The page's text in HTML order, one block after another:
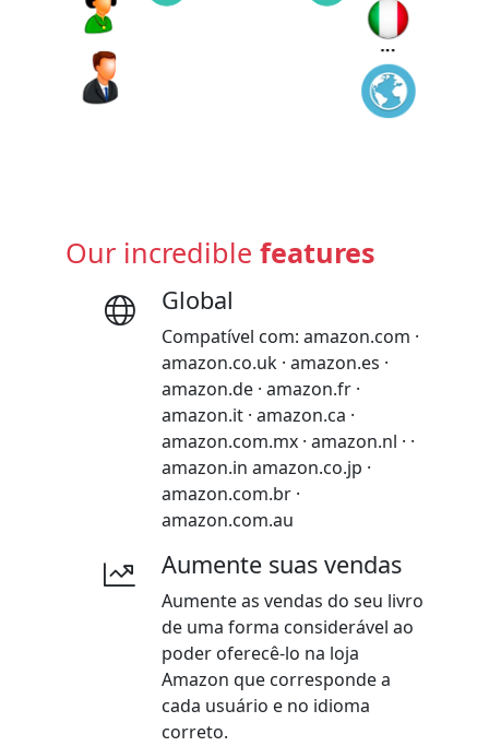
Our incredible features
Global
Compatível com: amazon.com ·
amazon.co.uk · amazon.es ·
amazon.de · amazon.fr ·
amazon.it · amazon.ca ·
amazon.com.mx · amazon.nl · ·
amazon.in amazon.co.jp ·
amazon.com.br ·
amazon.com.au
Aumente suas vendas
Aumente as vendas do seu livro
de uma forma considerável ao
poder oferecê-lo na loja
Amazon que corresponde a
cada usuário e no idioma
correto.